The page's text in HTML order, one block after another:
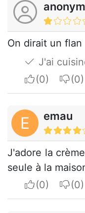
On dirait un flan
J'ai
I apreciate
I
E emau
J'adore la
seule à la
I apreciate
I